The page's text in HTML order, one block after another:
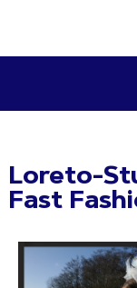
Loreto-
Fast